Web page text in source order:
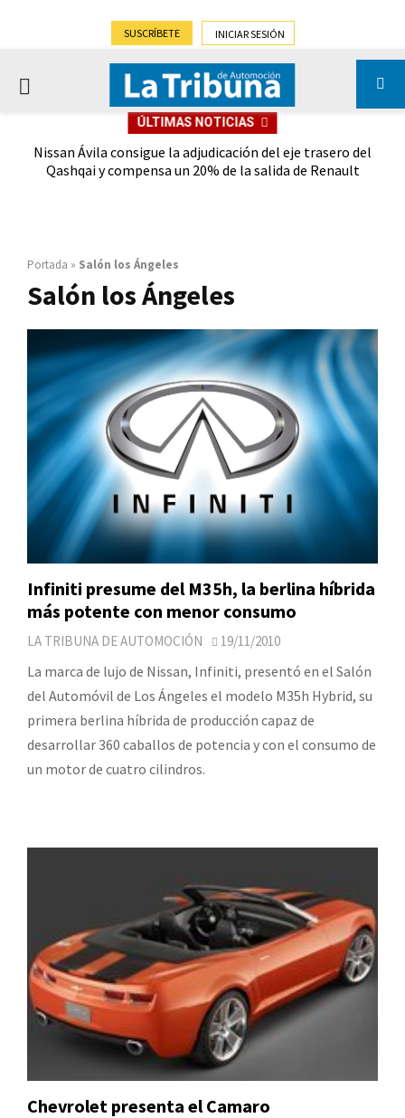
SUSCRÍBETE INICIAR SESIÓN
PRIMARY
ÚLTIMAS NOTICIAS
Al menos cinco autonomías no podrán atender todas las
solicitudes del Moves III de 2025, pese a la ampliación
Portada » Salón los Ángeles
Salón los Ángeles
Infiniti presume del M35h, la berlina híbrida
más potente con menor consumo
LA TRIBUNA DE AUTOMOCIÓN 19/11/2010
La marca de lujo de Nissan, Infiniti, presentó en el Salón
del Automóvil de Los Ángeles el modelo M35h Hybrid, su
primera berlina híbrida de producción capaz de
desarrollar 360 caballos de potencia y con el consumo de
un motor de cuatro cilindros.
Chevrolet presenta el Camaro